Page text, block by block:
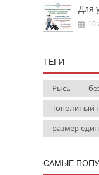
Для
10
ТЕГИ
Рысь
Тополиный
размер
САМЫЕ